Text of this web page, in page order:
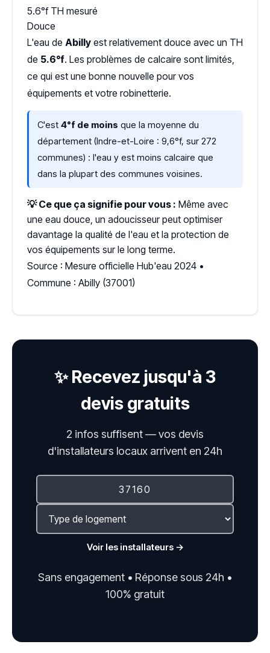
5.6°f TH mesuré
Douce
L'eau de Abilly est relativement douce avec un TH
de 5.6°f. Les problèmes de calcaire sont limités,
ce qui est une bonne nouvelle pour vos
équipements et votre robinetterie.
C'est 4°f de moins que la moyenne du
département (Indre-et-Loire : 9,6°f, sur 272
communes) : l'eau y est moins calcaire que
dans la plupart des communes voisines.
💡 Ce que ça signifie pour vous : Même avec
une eau douce, un adoucisseur peut optimiser
davantage la qualité de l'eau et la protection de
vos équipements sur le long terme.
Source : Mesure officielle Hub'eau 2024 •
Commune : Abilly (37001)
✨ Recevez jusqu'à 3
devis gratuits
2 infos suffisent — vos devis
d'installateurs locaux arrivent en 24h
Voir les installateurs →
Sans engagement • Réponse sous 24h •
100% gratuit